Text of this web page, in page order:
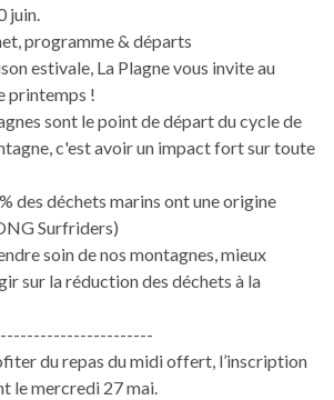
juin.
programme & départs
estivale, La Plagne vous invite au
printemps !
sont le point de départ du cycle de
c'est avoir un impact fort sur toute
des déchets marins ont une origine
Surfriders)
soin de nos montagnes, mieux
sur la réduction des déchets à la
du repas du midi offert, l’inscription
le mercredi 27 mai.